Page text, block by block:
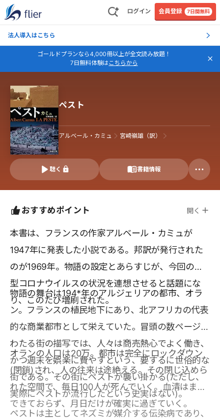
ログイン 会員登録 7日間無料
法人導入はこちら
ゴールドプランなら4,000冊以上が全文読み放題！
7日無料体験はこちらから
ペスト
アルベール・カミュ 宮崎嶺雄（訳）
聴く 書籍情報
おすすめポイント 開く
本書は、フランスの作家アルベール・カミュが
1947年に発表した小説である。邦訳が発行された
のが1969年。物語の設定とあらすじが、今回の新
型コロナウイルスの状況を連想させると話題にな
り、このたび増刷された。
物語の舞台は194*年のアルジェリアの都市、オラ
ン。フランスの植民地下にあり、北アフリカの代表
的な商業都市として栄えていた。冒頭の数ページに
わたる街の描写では、人々は商売熱心でよく働き、
かつ週末を娯楽に費やすという、要するに世俗的な
街である。その街にペストが襲い掛かる(ただし、
実際にペストが流行したという史実はない)。
オランの人口は20万。都市は完全にロックダウン
(閉鎖)され、人の往来は途絶える。その閉じ込めら
れた空間で、毎日100人が死んでいく。血清はまだ
できておらず、月日だけが確実に過ぎていく。
ペストは主としてネズミが媒介する伝染病であり、